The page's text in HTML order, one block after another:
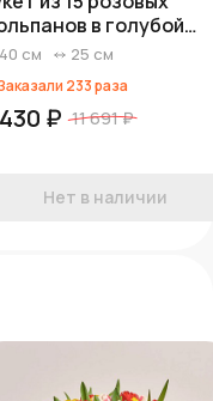
в голубой
40 см 25 см
233раза
₽ 11 691 ₽
Нет в наличии